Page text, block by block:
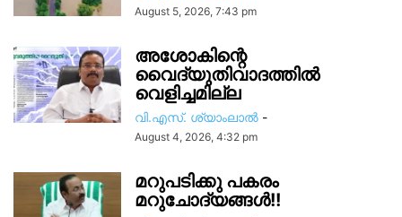
August 5, 2026, 7:43 pm
അശോകിന്റെ
വൈദ്യുതിവാദത്തിൽ
വെളിച്ചമില്ല
വി.എസ്. ശ്യാംലാൽ -
August 4, 2026, 4:32 pm
മറുപടിക്കു പകരം
മറുചോദ്യങ്ങൾ!!